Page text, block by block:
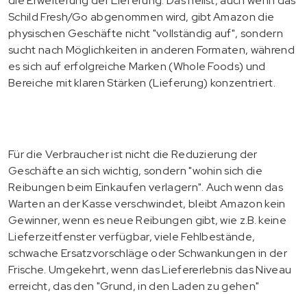
Schild Fresh/Go abgenommen wird, gibt Amazon die
physischen Geschäfte nicht "vollständig auf", sondern
sucht nach Möglichkeiten in anderen Formaten, während
es sich auf erfolgreiche Marken (Whole Foods) und
Bereiche mit klaren Stärken (Lieferung) konzentriert.
Für die Verbraucher ist nicht die Reduzierung der
Geschäfte an sich wichtig, sondern "wohin sich die
Reibungen beim Einkaufen verlagern". Auch wenn das
Warten an der Kasse verschwindet, bleibt Amazon kein
Gewinner, wenn es neue Reibungen gibt, wie z.B. keine
Lieferzeitfenster verfügbar, viele Fehlbestände,
schwache Ersatzvorschläge oder Schwankungen in der
Frische. Umgekehrt, wenn das Liefererlebnis das Niveau
erreicht, das den "Grund, in den Laden zu gehen"